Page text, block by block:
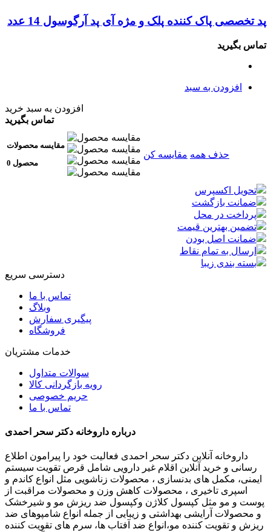
پد تخصصی پاک کننده پلک و مژه آی پد آرگوسول 14 عدد
تماس بگیرید
افزودن به سبد
افزودن به سبد خرید
تماس بگیرید
مقایسه محصولات
0 محصول
حذف همه مقایسه کن
تحویل اکسپرس
ضمانت بازگشت
پرداخت در محل
تضمین بهترین قیمت
ضمانت اصل بودن
ارسال به تمام نقاط
بسته بندی زیبا
دسترسی سریع
تماس با ما
وبلاگ
پیگیری سفارش
فروشگاه
خدمات مشتریان
سوالات متداول
رویه بازگردانی کالا
حریم خصوصی
تماس با ما
درباره داروخانه دکتر سحر احمدی
داروخانه آنلاین دکتر سحر احمدی فعالیت خود را پیرامون اطلاع
رسانی و خرید آنلاین اقلام غیر دارویی شامل قرص تقویت سیستم
ایمنی، مکمل های بدنسازی ، محصولات زناشویی مثل انواع کاندم و
اسپری تاخیری ، محصولات کاهش وزن و محصولات مراقبت از
پوست و مو مثل کپسول کلاژن وکپسول ضد ریزش مو و شیرخشک
و محصولات آرایشی بهداشتی و زیبایی از جمله انواع شامپوهای ضد
ریزش و تقویت کننده مو،انواع ضد آفتاب ها، سرم های تقویت کننده